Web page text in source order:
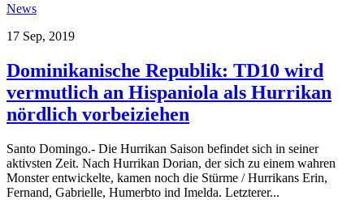
News
17 Sep, 2019
Dominikanische Republik: TD10 wird
vermutlich an Hispaniola als Hurrikan
nördlich vorbeiziehen
Santo Domingo.- Die Hurrikan Saison befindet sich in seiner
aktivsten Zeit. Nach Hurrikan Dorian, der sich zu einem wahren
Monster entwickelte, kamen noch die Stürme / Hurrikans Erin,
Fernand, Gabrielle, Humerbto ind Imelda. Letzterer...